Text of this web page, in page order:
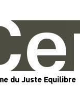
du Juste Equilibre